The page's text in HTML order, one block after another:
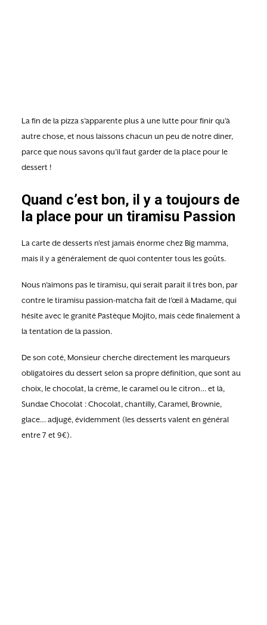
La fin de la pizza s’apparente plus à une lutte pour finir qu’à
autre chose, et nous laissons chacun un peu de notre diner,
parce que nous savons qu’il faut garder de la place pour le
dessert !
Quand c’est bon, il y a toujours de
la place pour un tiramisu Passion
La carte de desserts n’est jamais énorme chez Big mamma,
mais il y a généralement de quoi contenter tous les goûts.
Nous n’aimons pas le tiramisu, qui serait parait il très bon, par
contre le tiramisu passion-matcha fait de l’œil à Madame, qui
hésite avec le granité Pastèque Mojito, mais cède finalement à
la tentation de la passion.
De son coté, Monsieur cherche directement les marqueurs
obligatoires du dessert selon sa propre définition, que sont au
choix, le chocolat, la crème, le caramel ou le citron… et là,
Sundae Chocolat : Chocolat, chantilly, Caramel, Brownie,
glace… adjugé, évidemment (les desserts valent en général
entre 7 et 9€).